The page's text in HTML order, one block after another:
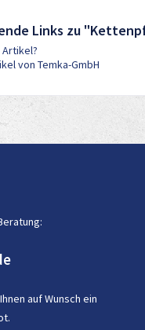
Links zu
von Temka-GmbH
auf Wunsch ein